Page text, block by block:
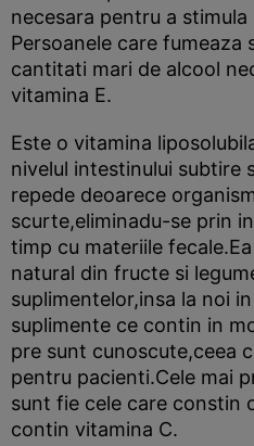
necesara pentru a
Persoanele care fumeaza
cantitati mari de alcool
vitamina E.
Este o vitamina
nivelul intestinului subtire
repede deoarece
scurte,eliminadu-se prin
timp cu materiile
natural din fructe si
suplimentelor,insa la noi
suplimente ce contin in
pre sunt cunoscute,ceea
pentru pacienti.Cele mai
sunt fie cele care constin
contin vitamina C.